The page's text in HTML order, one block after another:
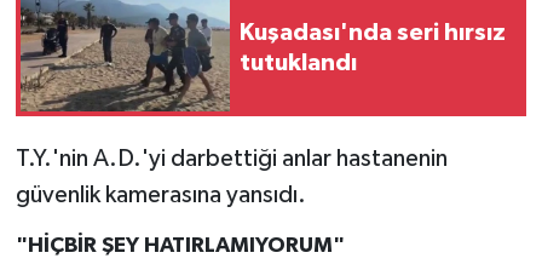
Kuşadası'nda seri hırsız
tutuklandı
T.Y.'nin A.D.'yi darbettiği anlar hastanenin
güvenlik kamerasına yansıdı.
"HİÇBİR ŞEY HATIRLAMIYORUM"